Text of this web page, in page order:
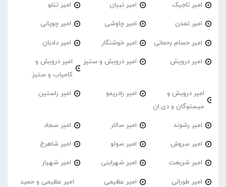
امیر تاجیک امیر تبیان امیر تتلو
امیر تمدن امیر چاوشی امیر چوپانی
امیر حسام رحمانی امیر خوشنگار امیر دادبان
امیر درویش امیر درویش و ستیز
امیر درویش و
کامیاب و ستیز
امیر درویش و
میستوگان و دی.ان
امیر رادریمو امیر راستین
امیر رشوند امیر سالار امیر سجاد
امیر سروش امیر سولو امیر شاهرخ
امیر شریعت امیر شهراینی امیر شهیار
امیر طورانی امیر عظیمی
امیر عظیمی و حمید